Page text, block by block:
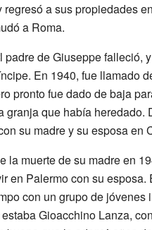
regresó a sus propiedades en
a Roma.
padre de Giuseppe falleció,
En 1940, fue llamado
pronto fue dado de baja
granja que había heredado.
su madre y su esposa en
la muerte de su madre en
en Palermo con su esposa.
con un grupo de jóvenes
Gioacchino Lanza,